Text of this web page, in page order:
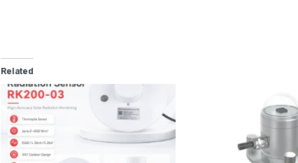
Related